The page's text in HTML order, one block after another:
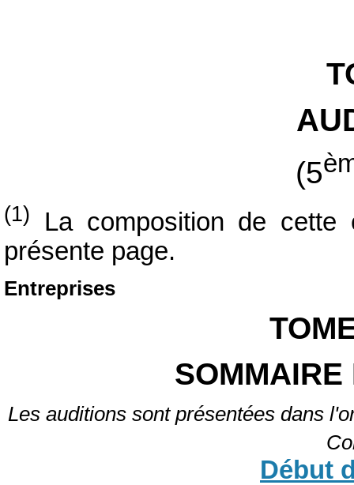
(5
(1)
La composition de
présente page.
Entreprises
SOMMAIRE
Les auditions sont présentées dans
Début